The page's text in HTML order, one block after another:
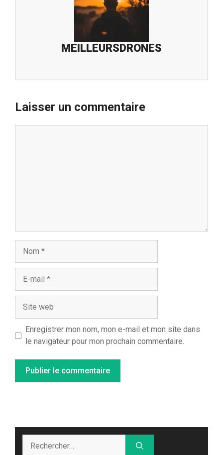
MEILLEURSDRONES
Laisser un commentaire
Enregistrer mon nom, mon e-mail et mon site dans
le navigateur pour mon prochain commentaire.